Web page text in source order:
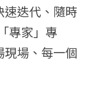
迭代、隨時
專家」專
場、每一個